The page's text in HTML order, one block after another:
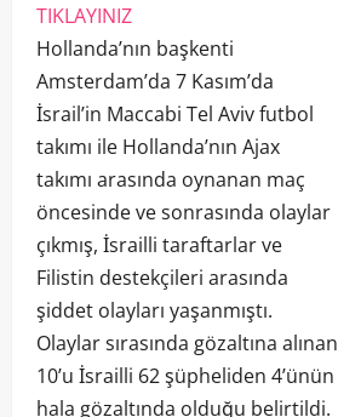
TIKLAYINIZ
Hollanda’nın başkenti
Amsterdam’da 7 Kasım’da
İsrail’in Maccabi Tel Aviv futbol
takımı ile Hollanda’nın Ajax
takımı arasında oynanan maç
öncesinde ve sonrasında olaylar
çıkmış, İsrailli taraftarlar ve
Filistin destekçileri arasında
şiddet olayları yaşanmıştı.
Olaylar sırasında gözaltına alınan
10’u İsrailli 62 şüpheliden 4’ünün
hala gözaltında olduğu belirtildi.